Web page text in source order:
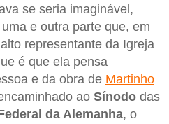
se seria imaginável,
e outra parte que, em
representante da Igreja
é que ela pensa
e da obra de Martinho
ao Sínodo das
da Alemanha, o